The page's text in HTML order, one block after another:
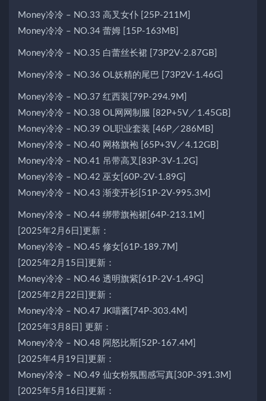
Money冷冷 – NO.33 高叉女仆 [25P-211M]
Money冷冷 – NO.34 蕾姆 [15P-163MB]
Money冷冷 – NO.35 白蕾丝长裙 [73P2V-2.87GB]
Money冷冷 – NO.36 OL妖精的尾巴 [73P2V-1.46G]
Money冷冷 – NO.37 红西装[79P-294.9M]
Money冷冷 – NO.38 OL网网制服 [82P+5V／1.45GB]
Money冷冷 – NO.39 OL职业套装 [46P／286MB]
Money冷冷 – NO.40 网格旗袍 [65P+3V／4.12GB]
Money冷冷 – NO.41 吊带高叉[83P-3V-1.2G]
Money冷冷 – NO.42 巫女[60P-2V-1.89G]
Money冷冷 – NO.43 渐变开衫[51P-2V-995.3M]
Money冷冷 – NO.44 绑带旗袍裙[64P-213.1M]
[2025年2月6日]更新：
Money冷冷 – NO.45 修女[61P-189.7M]
[2025年2月15日]更新：
Money冷冷 – NO.46 透明旗紫[61P-2V-1.49G]
[2025年2月22日]更新：
Money冷冷 – NO.47 JK喵酱[74P-303.4M]
[2025年3月8日] 更新：
Money冷冷 – NO.48 阿怒比斯[52P-167.4M]
[2025年4月19日]更新：
Money冷冷 – NO.49 仙女粉氛围感写真[30P-391.3M]
[2025年5月16日]更新：